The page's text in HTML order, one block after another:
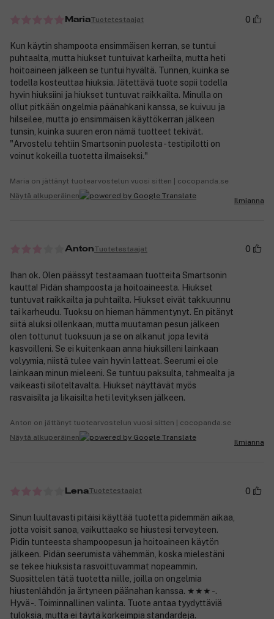
MariaTuotetestaajat 0
Kun käytin shampoota ensimmäisen kerran, se tuntui
puhtaalta, mutta hiukset tuntuivat karheilta, mutta heti
hoitoaineen jälkeen se tuntui hyvältä. Tunnen, kuinka se
todella kosteuttaa hiuksia. Jätettävä tuote sopii todella
hyvin hiuksiini ja hiukset tuntuvat raikkailta. Minulla on
ollut pitkään ongelmia päänahkani kanssa, se kuivuu ja
hilseilee, mutta jo ensimmäisen käyttökerran jälkeen
tunsin, kuinka suuren eron nämä tuotteet tekivät.
"Arvostelu tehtiin Smartsonin puolesta - testipilotti on
voinut kokeilla tuotetta ilmaiseksi."
Maria on jättänyt tuotearvostelun vuosi sitten | cocopanda.se
Näytä alkuperäinen
Ilmianna
AntonTuotetestaajat 0
Ihan ok. Olen päässyt testaamaan tuotteita Smartsonin
kautta! Pidän shampoosta ja hoitoaineesta. Hiukset
tuntuvat raikkailta ja puhtailta. Hiukset eivät takkuunnu
tai karheudu. Tuoksu on hieman hämmentynyt. En pitänyt
siitä aluksi ollenkaan, mutta muutaman pesun jälkeen
olen tottunut tuoksuun ja se on alkanut jopa levitä
kasvoilleni. Se ei kuitenkaan anna hiuksilleni lainkaan
volyymia, niistä tulee vain hyvin latteat. Seerumi ei ole
lainkaan minun mieleeni. Se tuntuu paksulta, tahmealta ja
vaikeasti siloteltavalta. Hiukset näyttävät myös
rasvaisilta ja likaisilta heti levityksen jälkeen.
Anton on jättänyt tuotearvostelun vuosi sitten | cocopanda.se
Näytä alkuperäinen
Ilmianna
LenaTuotetestaajat 0
Sinun luultavasti pitäisi käyttää tuotetta pidemmän aikaa,
jotta voisit sanoa, vaikuttaako se hiustesi terveyteen.
Pidin tunteesta shampoopesun ja hoitoaineen käytön
jälkeen. Pidän seerumista vähemmän, koska mielestäni
se tekee hiuksista rasvoittuvammat nopeammin.
Suosittelen tätä tuotetta niille, joilla on ongelmia
hiustenlähdön ja ärtyneen päänahan kanssa. ★★★ -.
Hyvä -. Toiminnallinen valinta. Tuote antaa tyydyttäviä
tuloksia, mutta ei täytä korkeimpia standardeja.